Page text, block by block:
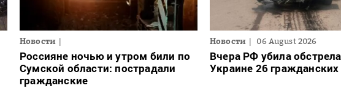
Новости
Россияне ночью и утром били по
Сумской области: пострадали
гражданские
Новости 06 August 2026
Вчера РФ убила
Украине 26 гражданских